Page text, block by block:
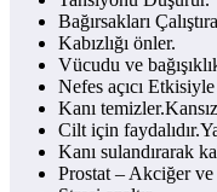
Bağırsakları
Kabızlığı önler.
Vücudu ve
Nefes açıcı
Kanı
Cilt için
Kanı sulandırarak
Prostat – Akciğer